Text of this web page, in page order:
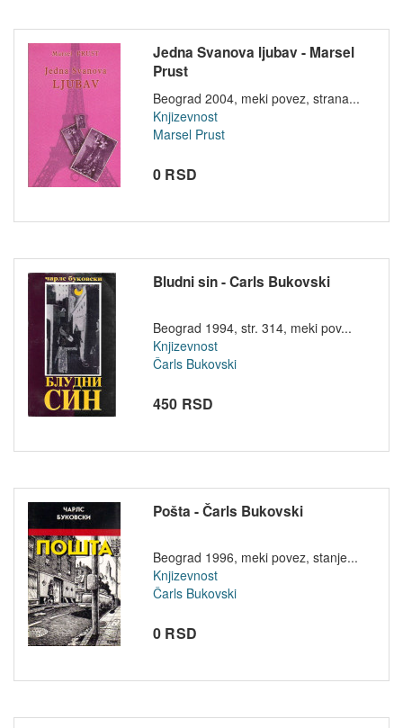
Jedna Svanova ljubav - Marsel
Prust
Beograd 2004, meki povez, strana...
Knjizevnost
Marsel Prust
0 RSD
Bludni sin - Carls Bukovski
Beograd 1994, str. 314, meki pov...
Knjizevnost
Čarls Bukovski
450 RSD
Pošta - Čarls Bukovski
Beograd 1996, meki povez, stanje...
Knjizevnost
Čarls Bukovski
0 RSD